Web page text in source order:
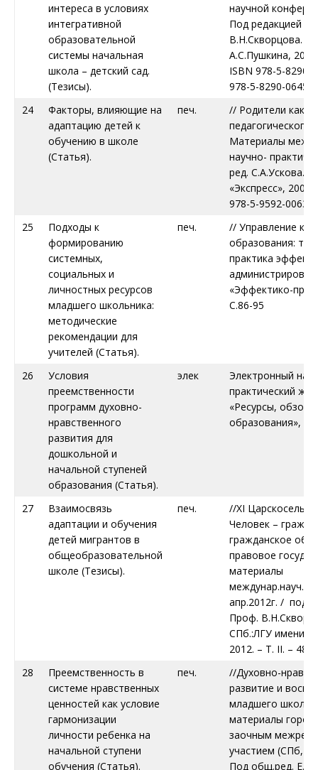
интереса в условиях
интегративной
образовательной
системы начальная
школа – детский сад.
(Тезисы).
научной
Под редакцией
В.Н.Скворцова. –
А.С.Пушкина,
ISBN 978-5-8290-
978-5-8290-0645-
24
Факторы, влияющие на
адаптацию детей к
обучению в школе
(Статья).
печ.
// Родители как
педагогического
Материалы
научно- практич.
ред. С.А.Ускова.
«Экспресс»,
978-5-9592-0063-3
25
Подходы к
формированию
системных,
социальных и
личностных ресурсов
младшего школьника:
методические
рекомендации для
учителей (Статья).
печ.
// Управление
образования:
практика
«Эффектико-
С.86-95
26
Условия
преемственности
программ духовно-
нравственного
развития для
дошкольной и
начальной ступеней
образования (Статья).
элек
Электронный
практический
«Ресурсы,
образования»,
27
Взаимосвязь
адаптации и обучения
детей мигрантов в
общеобразовательной
школе (Тезисы).
печ.
//ХI
Человек –
гражданское
правовое
материалы
апр.2012г. / под
Проф.
СПб.:ЛГУ имени
2012. – Т. II. –
28
Преемственность в
системе нравственных
ценностей как условие
гармонизации
личности ребенка на
начальной ступени
обучения (Статья).
печ.
//Духовно-
развитие и
младшего
материалы
заочным
участием (СПб,
Под общ.ред.